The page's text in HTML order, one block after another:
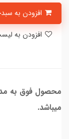
محصول فوق به
میباشد.